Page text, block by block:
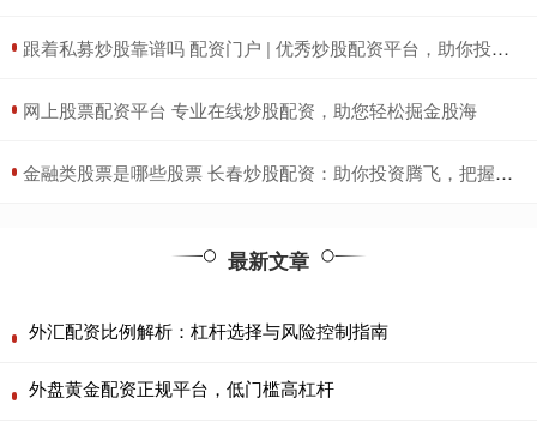
​跟着私募炒股靠谱吗 配资门户 | 优秀炒股配资平台，助你投资更轻松
​网上股票配资平台 专业在线炒股配资，助您轻松掘金股海
​金融类股票是哪些股票 长春炒股配资：助你投资腾飞，把握财富机遇
最新文章
外汇配资比例解析：杠杆选择与风险控制指南
外盘黄金配资正规平台，低门槛高杠杆